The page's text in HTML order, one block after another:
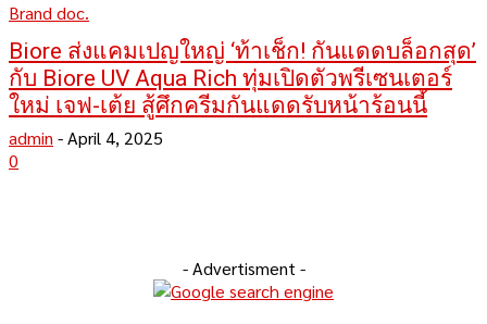
Brand doc.
Biore ส่งแคมเปญใหญ่ ‘ท้าเช็ก! กันแดดบล็อกสุด’
กับ Biore UV Aqua Rich ทุ่มเปิดตัวพรีเซนเตอร์
ใหม่ เจฟ-เต้ย สู้ศึกครีมกันแดดรับหน้าร้อนนี้
admin -April 4, 2025
0
- Advertisment -